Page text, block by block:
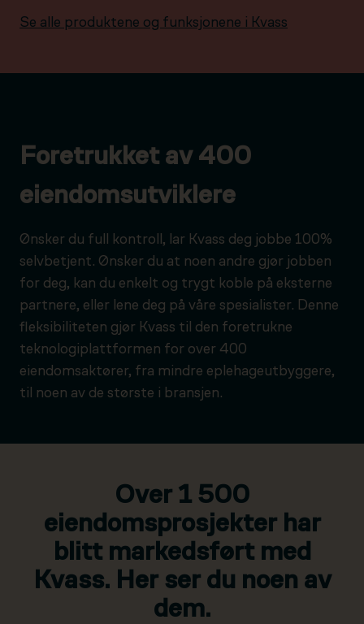
Se alle produktene og funksjonene i Kvass
Foretrukket av 400
eiendomsutviklere
Ønsker du full kontroll, lar Kvass deg jobbe 100%
selvbetjent. Ønsker du at noen andre gjør jobben
for deg, kan du enkelt og trygt koble på eksterne
partnere, eller lene deg på våre spesialister. Denne
fleksibiliteten gjør Kvass til den foretrukne
teknologiplattformen for over 400
eiendomsaktører, fra mindre eplehageutbyggere,
til noen av de største i bransjen.
Over 1 500
eiendomsprosjekter har
blitt markedsført med
Kvass. Her ser du noen av
dem.